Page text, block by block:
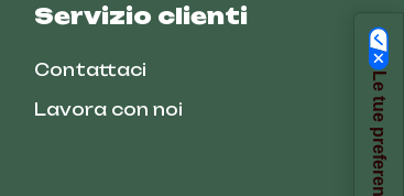
Servizio clienti
Contattaci
Lavora con noi